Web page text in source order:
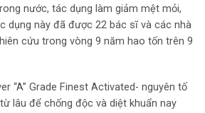
nước, tác dụng làm giảm mệt mỏi,
dụng này đã được 22 bác sĩ và các nhà
cứu trong vòng 9 năm hao tốn trên 9
“A” Grade Finest Activated- nguyên tố
lâu để chống độc và diệt khuẩn nay